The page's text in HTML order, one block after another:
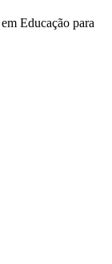
Educação para